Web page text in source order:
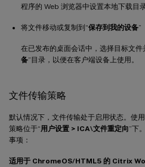
程序的 Web 浏览器中设置本地下载目录
将文件移动或复制到“保存到我的设备”
在已发布的桌面会话中，选择目标文件
备”目录，以便在客户端设备上使用。
文件传输策略
默认情况下，文件传输处于启用状态。使
策略位于“用户设置 > ICA\文件重定向”下
事项：
适用于 ChromeOS/HTML5 的 Citrix